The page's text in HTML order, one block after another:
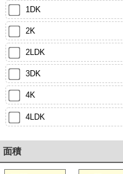
1DK
2K
2LDK
3DK
4K
4LDK
面積